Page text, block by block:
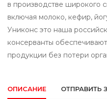
в производстве широкого
включая молоко, кефир,
Униконс это наша
консерванты
продукции без потери
ОПИСАНИЕ ОТПРАВИТЬ